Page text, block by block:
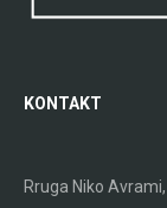
KONTAKT
Rruga Niko